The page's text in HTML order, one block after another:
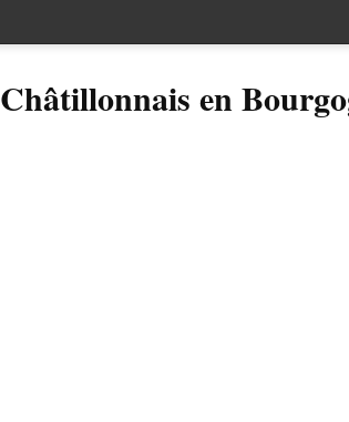
Châtillonnais en